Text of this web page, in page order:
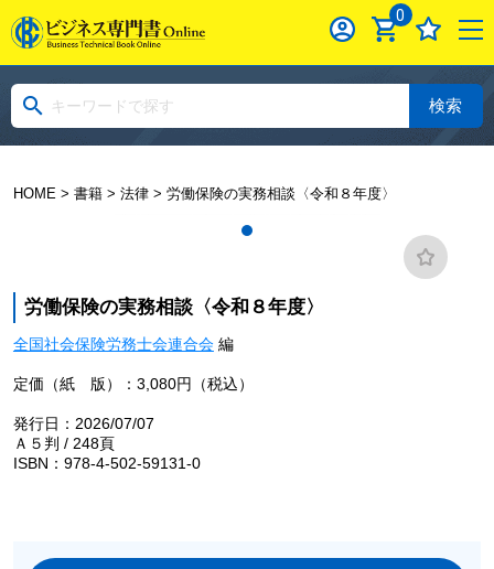
0
検索
HOME> 書籍> 法律> 労働保険の実務相談〈令和８年度〉
労働保険の実務相談〈令和８年度〉
全国社会保険労務士会連合会編
定価（紙 版）：3,080円（税込）
発行日：2026/07/07
Ａ５判 / 248頁
ISBN：978-4-502-59131-0